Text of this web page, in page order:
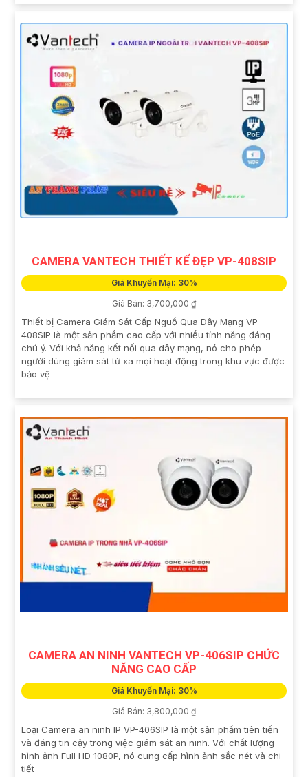
CAMERA VANTECH THIẾT KẾ ĐẸP VP-408SIP
Giá Khuyến Mại: 30%
Giá Bán: 3,700,000 ₫
Thiết bị Camera Giám Sát Cấp Nguồ Qua Dây Mạng VP-
408SIP là một sản phẩm cao cấp với nhiều tính năng đáng
chú ý. Với khả năng kết nối qua dây mạng, nó cho phép
người dùng giám sát từ xa mọi hoạt động trong khu vực được
bảo vệ
CAMERA AN NINH VANTECH VP-406SIP CHỨC
NĂNG CAO CẤP
Giá Khuyến Mại: 30%
Giá Bán: 3,800,000 ₫
Loại Camera an ninh IP VP-406SIP là một sản phẩm tiên tiến
và đáng tin cậy trong việc giám sát an ninh. Với chất lượng
hình ảnh Full HD 1080P, nó cung cấp hình ảnh sắc nét và chi
tiết